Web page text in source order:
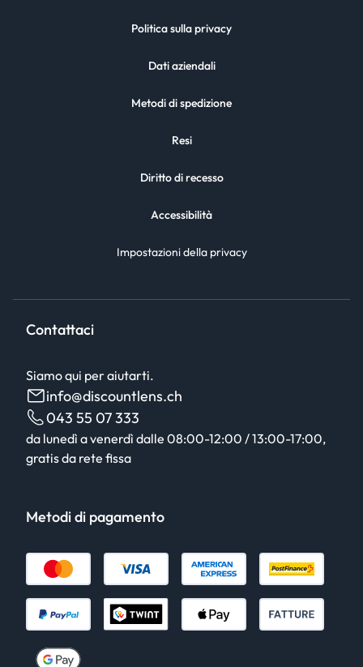
Politica sulla privacy
Dati aziendali
Metodi di spedizione
Resi
Diritto di recesso
Accessibilità
Impostazioni della privacy
Contattaci
Siamo qui per aiutarti.
info@discountlens.ch
043 55 07 333
da lunedì a venerdì dalle 08:00-12:00 / 13:00-17:00,
gratis da rete fissa
Metodi di pagamento